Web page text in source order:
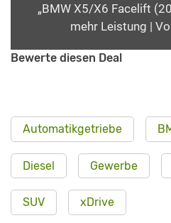
„BMW X5/X6 Facelift
mehr Leistung |
Bewerte diesen Deal
Automatikgetriebe
Diesel Gewerbe
SUV xDrive